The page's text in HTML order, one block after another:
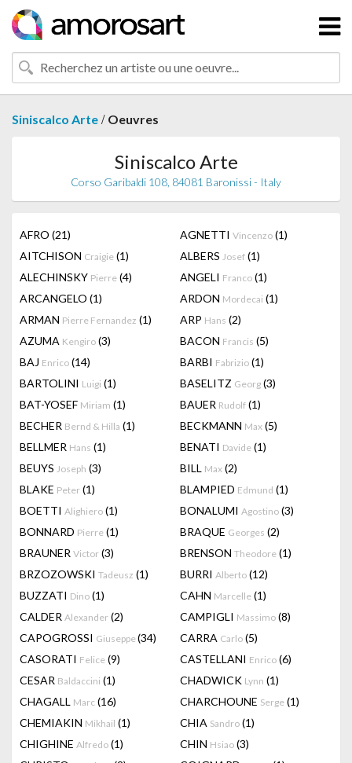
Siniscalco Arte / Oeuvres
Siniscalco Arte
Corso Garibaldi 108, 84081 Baronissi - Italy
AFRO (21) AGNETTI Vincenzo (1)
AITCHISON Craigie (1) ALBERS Josef (1)
ALECHINSKY Pierre (4) ANGELI Franco (1)
ARCANGELO (1) ARDON Mordecai (1)
ARMAN Pierre Fernandez (1) ARP Hans (2)
AZUMA Kengiro (3) BACON Francis (5)
BAJ Enrico (14) BARBI Fabrizio (1)
BARTOLINI Luigi (1) BASELITZ Georg (3)
BAT-YOSEF Miriam (1) BAUER Rudolf (1)
BECHER Bernd & Hilla (1) BECKMANN Max (5)
BELLMER Hans (1) BENATI Davide (1)
BEUYS Joseph (3) BILL Max (2)
BLAKE Peter (1) BLAMPIED Edmund (1)
BOETTI Alighiero (1) BONALUMI Agostino (3)
BONNARD Pierre (1) BRAQUE Georges (2)
BRAUNER Victor (3) BRENSON Theodore (1)
BRZOZOWSKI Tadeusz (1) BURRI Alberto (12)
BUZZATI Dino (1) CAHN Marcelle (1)
CALDER Alexander (2) CAMPIGLI Massimo (8)
CAPOGROSSI Giuseppe(34) CARRA Carlo (5)
CASORATI Felice (9) CASTELLANI Enrico (6)
CESAR Baldaccini (1) CHADWICK Lynn (1)
CHAGALL Marc (16) CHARCHOUNE Serge (1)
CHEMIAKIN Mikhail (1) CHIA Sandro (1)
CHIGHINE Alfredo (1) CHIN Hsiao (3)